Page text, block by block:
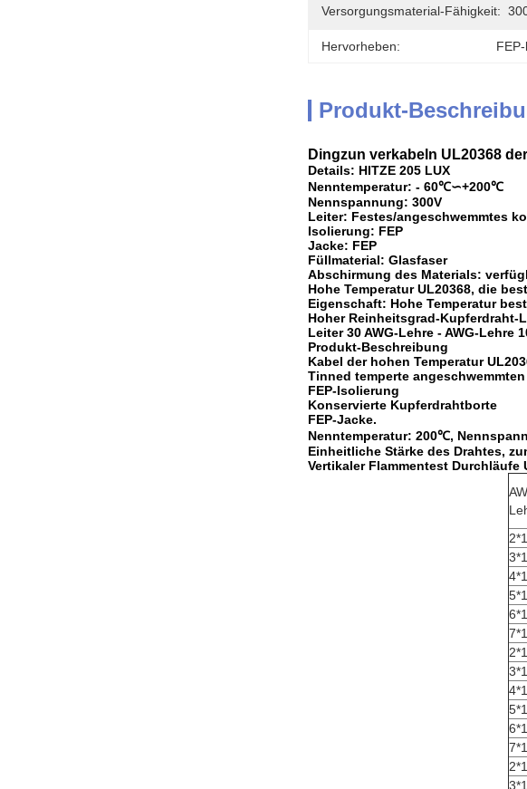
Versorgungsmaterial-Fähigkeit:
Hervorheben:
Produkt-
Dingzun verkabeln UL20368
Details: HITZE 205 LUX
Nenntemperatur: - 60℃∽+200℃
Nennspannung: 300V
Leiter: Festes/angeschwemmtes
Isolierung: FEP
Jacke: FEP
Füllmaterial: Glasfaser
Abschirmung des Materials:
Hohe Temperatur UL20368, die
Eigenschaft: Hohe Temperatur
Hoher Reinheitsgrad-Kupferdraht-
Leiter 30 AWG-Lehre - AWG-Lehre
Produkt-Beschreibung
Kabel der hohen Temperatur
Tinned temperte
FEP-Isolierung
Konservierte Kupferdrahtborte
FEP-Jacke.
Nenntemperatur: 200℃,
Einheitliche Stärke des Drahtes,
Vertikaler Flammentest Durchläufe